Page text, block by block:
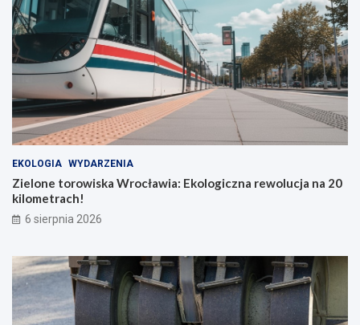
EKOLOGIA WYDARZENIA
Zielone torowiska Wrocławia: Ekologiczna rewolucja na 20
kilometrach!
6 sierpnia 2026